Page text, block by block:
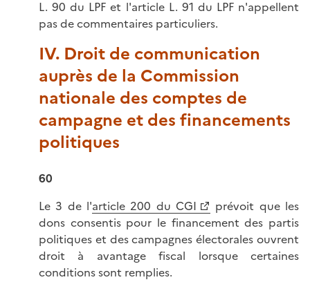
L. 90 du LPF et l'article L. 91 du LPF n'appellent
pas de commentaires particuliers.
IV. Droit de communication
auprès de la Commission
nationale des comptes de
campagne et des financements
politiques
60
Le 3 de l'article 200 du CGI
prévoit que les
dons consentis pour le financement des partis
politiques et des campagnes électorales ouvrent
droit à avantage fiscal lorsque certaines
conditions sont remplies.